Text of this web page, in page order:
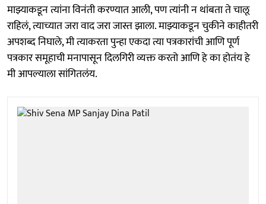
माझ्याकडून त्यांना विनंती करण्यात आली, पण त्यांनी न थांबता ते चालू
राहिलं, त्याच्यात जरा वाद जरा जास्त झाला. माझ्याकडून चुकीने काहीतरी
अपशब्द निघाले, मी त्याकरता पुन्हा एकदा त्या पत्रकारांची आणि पूर्ण
पत्रकार समूहाची मनापासून दिलगिरी व्यक्त करतो आणि हे का होतंय हे
मी आपल्याला सांगितलंय.